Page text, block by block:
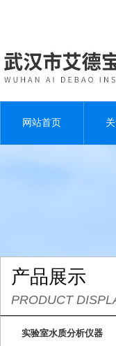
网站首页
产品展示
PRODUCT
实验室水质分析仪器